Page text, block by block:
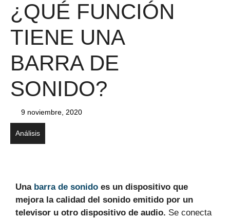
¿QUÉ FUNCIÓN
TIENE UNA
BARRA DE
SONIDO?
9 noviembre, 2020
Análisis
Una barra de sonido es un dispositivo que
mejora la calidad del sonido emitido por un
televisor u otro dispositivo de audio. Se conecta